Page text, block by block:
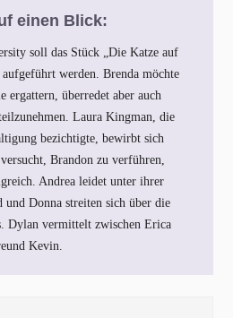
einen Blick:
soll das Stück „Die Katze auf
werden. Brenda möchte
ergattern, überredet aber auch
Laura Kingman, die
bezichtigte, bewirbt sich
Brandon zu verführen,
Andrea leidet unter ihrer
und Donna streiten sich über die
Dylan vermittelt zwischen Erica
Kevin.